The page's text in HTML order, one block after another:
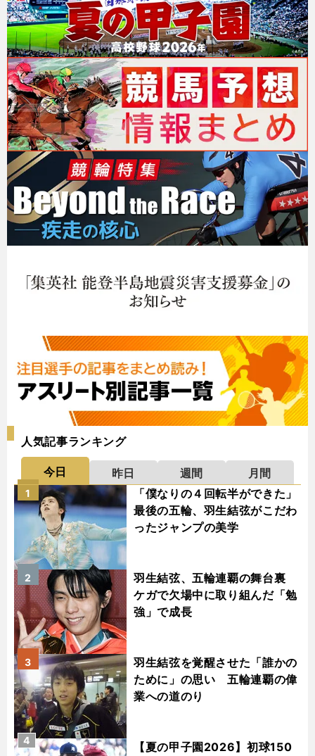
人気記事ランキング
今日 昨日 週間
月間
「僕なりの４回転半ができた」
最後の五輪、羽生結弦がこだわ
ったジャンプの美学
1
羽生結弦、五輪連覇の舞台裏
ケガで欠場中に取り組んだ「勉
強」で成長
2
羽生結弦を覚醒させた「誰かの
ために」の思い 五輪連覇の偉
業への道のり
3
【夏の甲子園2026】初球150
4